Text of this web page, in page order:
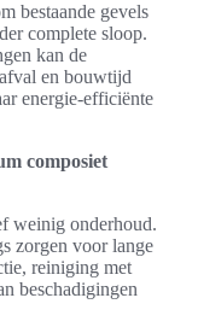
bestaande gevels
complete sloop.
kan de
en bouwtijd
energie-efficiënte
composiet
weinig onderhoud.
zorgen voor lange
reiniging met
beschadigingen